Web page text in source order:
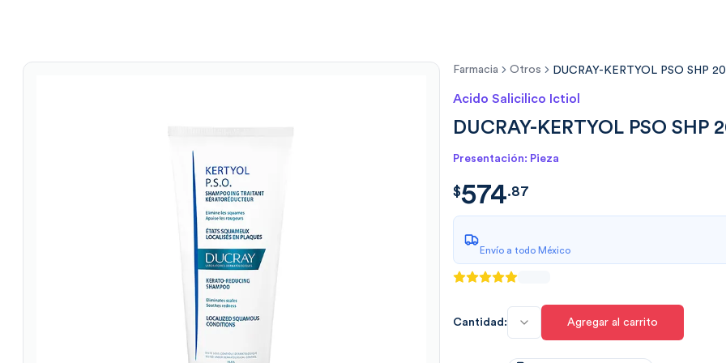
Farmacia Otros DUCRAY-KERTYOL PSO SHP
Acido Salicilico Ictiol
DUCRAY-KERTYOL PSO SHP
Presentación: Pieza
$574.878136
$574.87
Envío a todo México
Cantidad: Agregar al carrito